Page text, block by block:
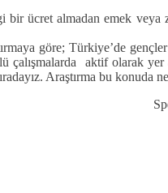
ücret almadan emek
göre; Türkiye’de
çalışmalarda aktif olarak
Araştırma bu konuda